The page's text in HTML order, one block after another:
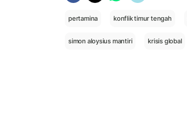
pertamina konflik timur tengah
simon aloysius mantiri krisis global